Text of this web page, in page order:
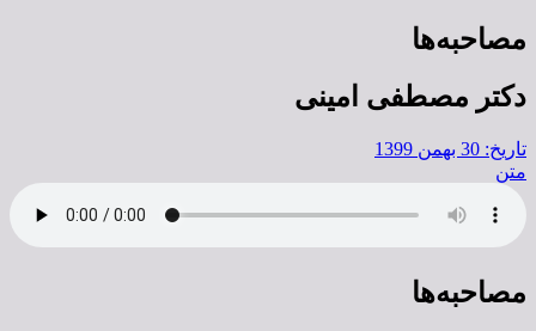
مصاحبه‌ها
دکتر مصطفی امینی
تاریخ: 30 بهمن 1399
متن
مصاحبه‌ها